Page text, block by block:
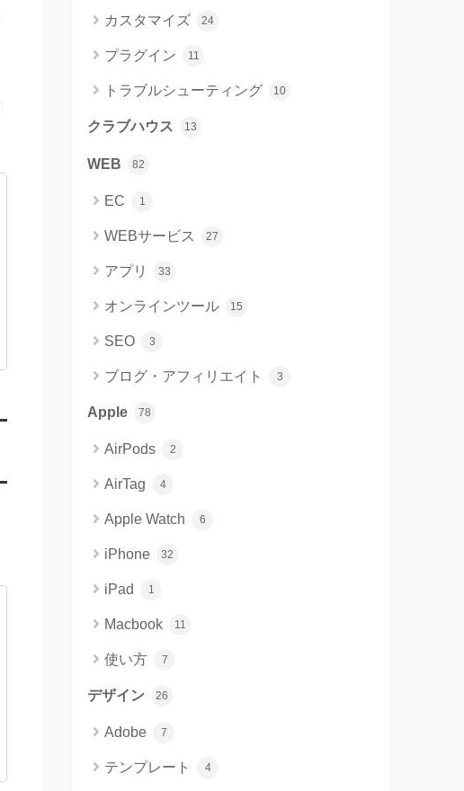
カスタマイズ 24
プラグイン 11
トラブルシューティング 10
クラブハウス 13
WEB 82
EC 1
WEBサービス 27
アプリ 33
オンラインツール 15
SEO 3
ブログ・アフィリエイト 3
Apple 78
AirPods 2
AirTag 4
Apple Watch 6
iPhone 32
iPad 1
Macbook 11
使い方 7
デザイン 26
Adobe 7
テンプレート 4